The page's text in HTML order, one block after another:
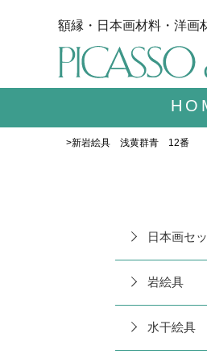
額縁・日本画材料・洋画
>新岩絵具 浅黄群青 12番
日本画セ
岩絵具
水干絵具